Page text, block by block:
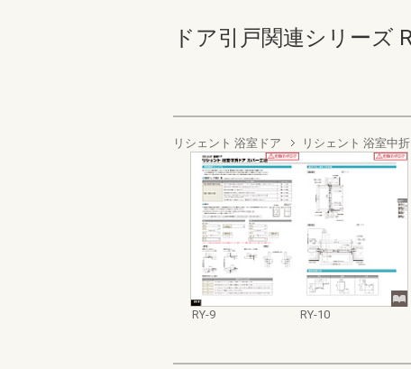
ドア引戸関連シリーズ
リシェント 浴室ドア リシェント 浴室中
RY-9 RY-10